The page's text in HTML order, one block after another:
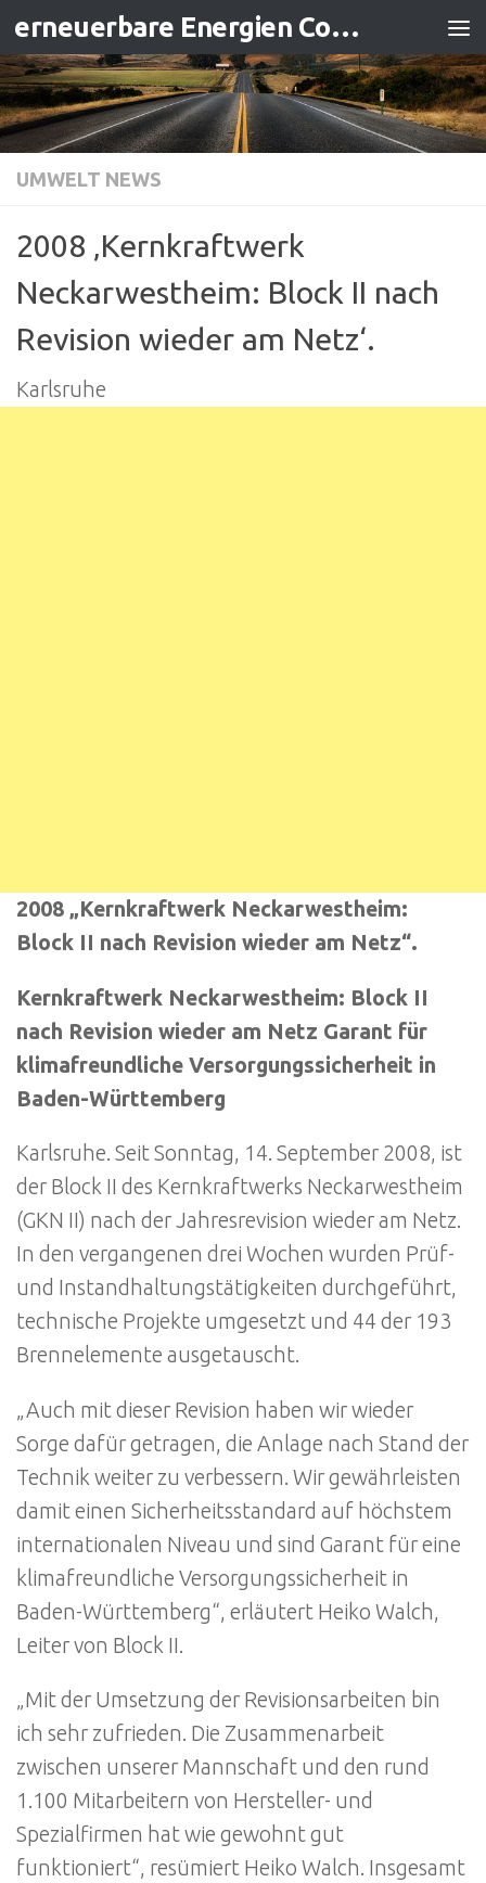
Zum Inhalt springen erneuerbare Energien Contracting
UMWELT NEWS
2008 ‚Kernkraftwerk
Neckarwestheim: Block II nach
Revision wieder am Netz‘.
Karlsruhe
2008 „Kernkraftwerk Neckarwestheim:
Block II nach Revision wieder am Netz“.
Kernkraftwerk Neckarwestheim: Block II
nach Revision wieder am Netz Garant für
klimafreundliche Versorgungssicherheit in
Baden-Württemberg
Karlsruhe. Seit Sonntag, 14. September 2008, ist
der Block II des Kernkraftwerks Neckarwestheim
(GKN II) nach der Jahresrevision wieder am Netz.
In den vergangenen drei Wochen wurden Prüf-
und Instandhaltungstätigkeiten durchgeführt,
technische Projekte umgesetzt und 44 der 193
Brennelemente ausgetauscht.
„Auch mit dieser Revision haben wir wieder
Sorge dafür getragen, die Anlage nach Stand der
Technik weiter zu verbessern. Wir gewährleisten
damit einen Sicherheitsstandard auf höchstem
internationalen Niveau und sind Garant für eine
klimafreundliche Versorgungssicherheit in
Baden-Württemberg“, erläutert Heiko Walch,
Leiter von Block II.
„Mit der Umsetzung der Revisionsarbeiten bin
ich sehr zufrieden. Die Zusammenarbeit
zwischen unserer Mannschaft und den rund
1.100 Mitarbeitern von Hersteller- und
Spezialfirmen hat wie gewohnt gut
funktioniert“, resümiert Heiko Walch. Insgesamt